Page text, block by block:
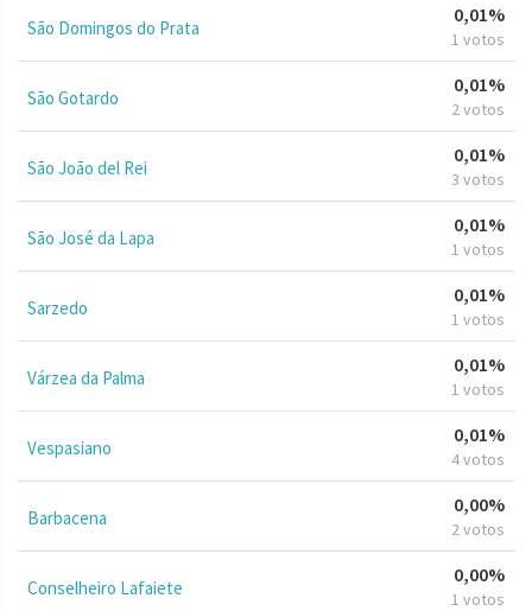
São Domingos do Prata
0,01%
1 votos
São Gotardo
0,01%
2 votos
São João del Rei
0,01%
3 votos
São José da Lapa
0,01%
1 votos
Sarzedo
0,01%
1 votos
Várzea da Palma
0,01%
1 votos
Vespasiano
0,01%
4 votos
Barbacena
0,00%
2 votos
Conselheiro Lafaiete
0,00%
1 votos